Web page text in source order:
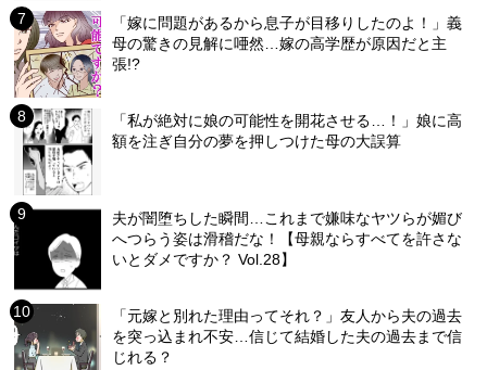
「嫁に問題があるから息子が目移りしたのよ！」義
母の驚きの見解に唖然…嫁の高学歴が原因だと主
張!?
「私が絶対に娘の可能性を開花させる…！」娘に高
額を注ぎ自分の夢を押しつけた母の大誤算
夫が闇堕ちした瞬間…これまで嫌味なヤツらが媚び
へつらう姿は滑稽だな！【母親ならすべてを許さな
いとダメですか？ Vol.28】
「元嫁と別れた理由ってそれ？」友人から夫の過去
を突っ込まれ不安…信じて結婚した夫の過去まで信
じれる？